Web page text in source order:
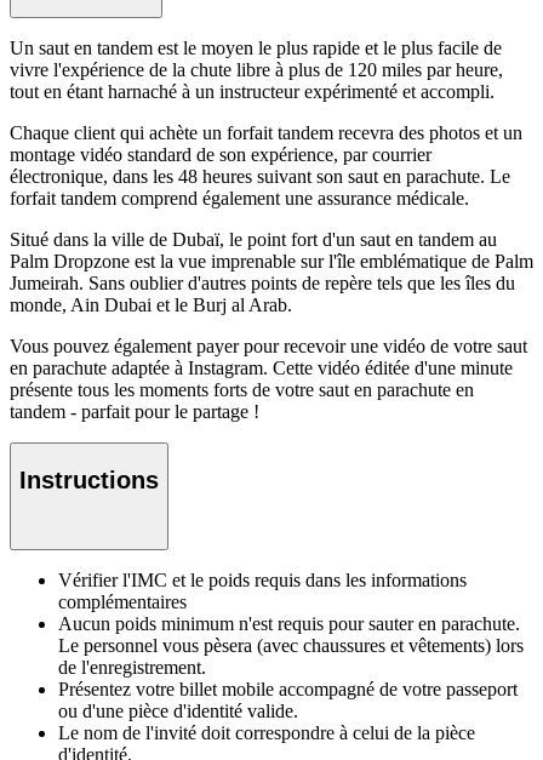
Un saut en tandem est le moyen le plus rapide et le plus facile de
vivre l'expérience de la chute libre à plus de 120 miles par heure,
tout en étant harnaché à un instructeur expérimenté et accompli.
Chaque client qui achète un forfait tandem recevra des photos et un
montage vidéo standard de son expérience, par courrier
électronique, dans les 48 heures suivant son saut en parachute. Le
forfait tandem comprend également une assurance médicale.
Situé dans la ville de Dubaï, le point fort d'un saut en tandem au
Palm Dropzone est la vue imprenable sur l'île emblématique de Palm
Jumeirah. Sans oublier d'autres points de repère tels que les îles du
monde, Ain Dubai et le Burj al Arab.
Vous pouvez également payer pour recevoir une vidéo de votre saut
en parachute adaptée à Instagram. Cette vidéo éditée d'une minute
présente tous les moments forts de votre saut en parachute en
tandem - parfait pour le partage !
Instructions
Vérifier l'IMC et le poids requis dans les informations
complémentaires
Aucun poids minimum n'est requis pour sauter en parachute.
Le personnel vous pèsera (avec chaussures et vêtements) lors
de l'enregistrement.
Présentez votre billet mobile accompagné de votre passeport
ou d'une pièce d'identité valide.
Le nom de l'invité doit correspondre à celui de la pièce
d'identité.